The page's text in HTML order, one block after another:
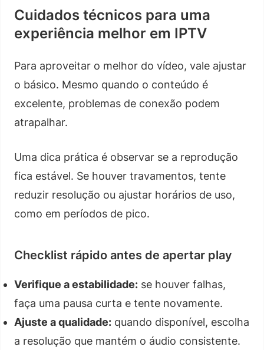
Cuidados técnicos para uma
experiência melhor em IPTV
Para aproveitar o melhor do vídeo, vale ajustar
o básico. Mesmo quando o conteúdo é
excelente, problemas de conexão podem
atrapalhar.
Uma dica prática é observar se a reprodução
fica estável. Se houver travamentos, tente
reduzir resolução ou ajustar horários de uso,
como em períodos de pico.
Checklist rápido antes de apertar play
Verifique a estabilidade: se houver falhas,
faça uma pausa curta e tente novamente.
Ajuste a qualidade: quando disponível, escolha
a resolução que mantém o áudio consistente.